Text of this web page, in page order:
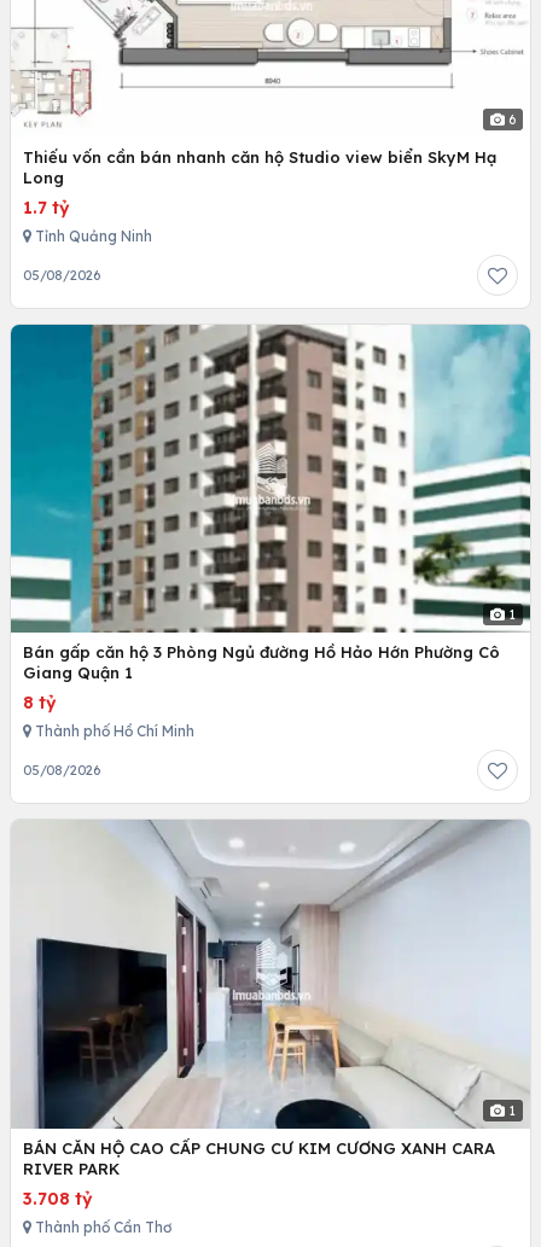
6
Thiếu vốn cần bán nhanh căn hộ Studio view biển SkyM Hạ
Long
1.7 tỷ
Tỉnh Quảng Ninh
05/08/2026
1
Bán gấp căn hộ 3 Phòng Ngủ đường Hồ Hảo Hớn Phường Cô
Giang Quận 1
8 tỷ
Thành phố Hồ Chí Minh
05/08/2026
1
BÁN CĂN HỘ CAO CẤP CHUNG CƯ KIM CƯƠNG XANH CARA
RIVER PARK
3.708 tỷ
Thành phố Cần Thơ